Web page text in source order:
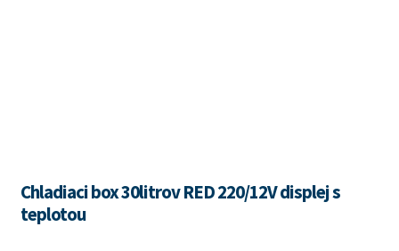
Chladiaci box 30litrov RED 220/12V displej s
teplotou